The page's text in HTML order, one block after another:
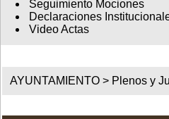
Seguimiento Mociones
Declaraciones
Video Actas
AYUNTAMIENTO > Plenos y